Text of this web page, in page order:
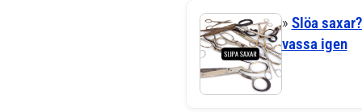
års garanti.
» Slöa
vassa igen